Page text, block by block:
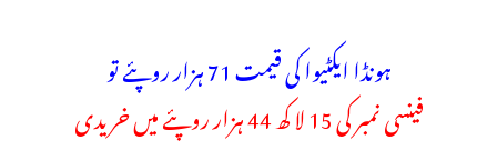
ہونڈا ایکٹیوا کی قیمت 71 ہزار روپئے تو
فینسی نمبر کی 15 لا کھ 44 ہزار روپئے میں خریدی